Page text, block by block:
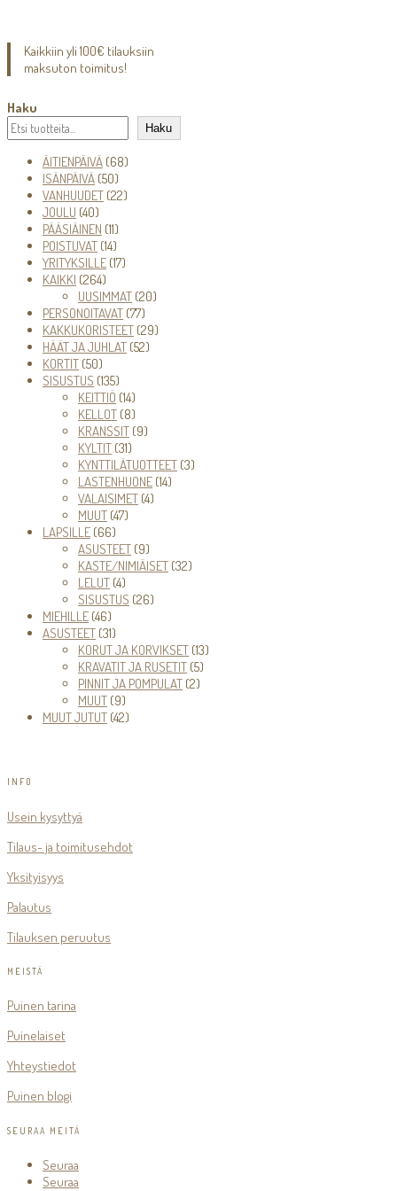
Kaikkiin yli 100€ tilauksiin
maksuton toimitus!
Haku
Haku
ÄITIENPÄIVÄ 6868
ISÄNPÄIVÄ 5050
tuotetta
VANHUUDET 2222
JOULU 4040
tuotetta
PÄÄSIÄINEN 1111
tuotetta
POISTUVAT 1414
tuotetta
YRITYKSILLE 1717
KAIKKI 264264
tuotetta
UUSIMMAT 2020
PERSONOITAVAT 7777
tuotetta
KAKKUKORISTEET 2929
HÄÄT JA JUHLAT 5252
KORTIT 5050
tuotetta
SISUSTUS 135135
tuotetta
KEITTIÖ 1414
tuotetta
KELLOT 88
tuotetta
KRANSSIT 99
KYLTIT 3131
tuotetta
KYNTTILÄTUOTTEET 33
LASTENHUONE 1414
VALAISIMET 44
MUUT 4747
LAPSILLE 6666
tuotetta
ASUSTEET 99
tuotetta
KASTE/NIMIÄISET 3232
LELUT 44
tuotetta
SISUSTUS 2626
MIEHILLE 4646
tuotetta
ASUSTEET 3131
tuotetta
KORUT JA KORVIKSET 1313
KRAVATIT JA RUSETIT 55
tuotetta
PINNIT JA POMPULAT 22
MUUT 99
tuotetta
MUUT JUTUT 4242
INFO
Usein kysyttyä
Tilaus- ja toimitusehdot
Yksityisyys
Palautus
Tilauksen peruutus
MEISTÄ
Puinen tarina
Puinelaiset
Yhteystiedot
Puinen blogi
SEURAA MEITÄ
Seuraa
Seuraa